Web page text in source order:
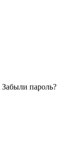
Забыли пароль?